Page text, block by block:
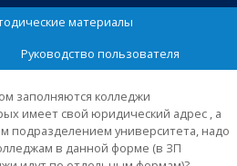
материалы
Руководство пользователя
заполняются колледжи
имеет свой юридический адрес , а
подразделением университета, надо
в данной форме (в ЗП